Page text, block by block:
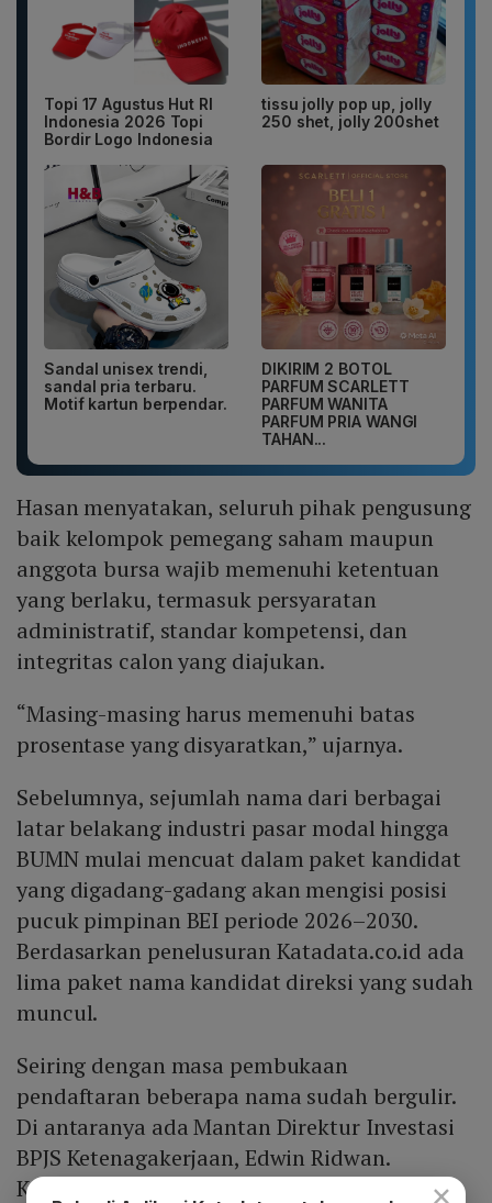
Topi 17 Agustus Hut RI
Indonesia 2026 Topi
Bordir Logo Indonesia
tissu jolly pop up, jolly
250 shet, jolly 200shet
Sandal unisex trendi,
sandal pria terbaru.
Motif kartun berpendar.
DIKIRIM 2 BOTOL
PARFUM SCARLETT
PARFUM WANITA
PARFUM PRIA WANGI
TAHAN...
Hasan menyatakan, seluruh pihak pengusung
baik kelompok pemegang saham maupun
anggota bursa wajib memenuhi ketentuan
yang berlaku, termasuk persyaratan
administratif, standar kompetensi, dan
integritas calon yang diajukan.
“Masing-masing harus memenuhi batas
prosentase yang disyaratkan,” ujarnya.
Sebelumnya, sejumlah nama dari berbagai
latar belakang industri pasar modal hingga
BUMN mulai mencuat dalam paket kandidat
yang digadang-gadang akan mengisi posisi
pucuk pimpinan BEI periode 2026–2030.
Berdasarkan penelusuran Katadata.co.id ada
lima paket nama kandidat direksi yang sudah
muncul.
Seiring dengan masa pembukaan
pendaftaran beberapa nama sudah bergulir.
Di antaranya ada Mantan Direktur Investasi
BPJS Ketenagakerjaan, Edwin Ridwan.
Kemudian Laksono Widodo mantan Direktur
×